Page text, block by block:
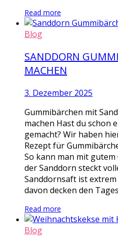
Read more
Blog
SANDDORN
MACHEN
3. Dezember 2025
Gummibärchen mit
machen Hast du schon
gemacht? Wir haben
Rezept für
So kann man mit gutem
der Sanddorn steckt
Sanddornsaft ist extrem
davon decken den
Read more
Blog